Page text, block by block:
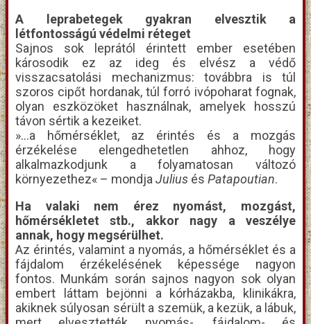
A leprabetegek gyakran elvesztik a
létfontosságú védelmi réteget
Sajnos sok leprától érintett ember esetében
károsodik ez az ideg és elvész a védő
visszacsatolási mechanizmus: továbbra is túl
szoros cipőt hordanak, túl forró ivópoharat fognak,
olyan eszközöket használnak, amelyek hosszú
távon sértik a kezeiket.
»…a hőmérséklet, az érintés és a mozgás
érzékelése elengedhetetlen ahhoz, hogy
alkalmazkodjunk a folyamatosan változó
környezethez« – mondja Julius és Patapoutian.
Ha valaki nem érez nyomást, mozgást,
hőmérsékletet stb., akkor nagy a veszélye
annak, hogy megsérülhet.
Az érintés, valamint a nyomás, a hőmérséklet és a
fájdalom érzékelésének képessége nagyon
fontos. Munkám során sajnos nagyon sok olyan
embert láttam bejönni a kórházakba, klinikákra,
akiknek súlyosan sérült a szemük, a kezük, a lábuk,